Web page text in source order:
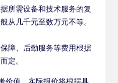
所需设备和技术服务的复
从几千元至数万元不等。
障、后勤服务等费用根据
定。